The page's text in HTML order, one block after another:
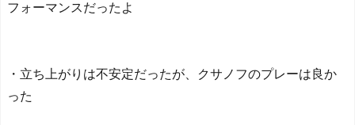
フォーマンスだったよ
・立ち上がりは不安定だったが、クサノフのプレーは良か
った